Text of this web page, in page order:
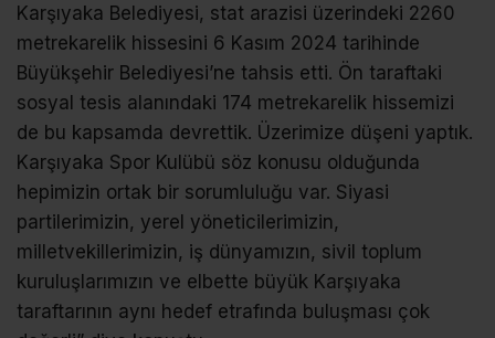
Karşıyaka Belediyesi, stat arazisi üzerindeki 2260
metrekarelik hissesini 6 Kasım 2024 tarihinde
Büyükşehir Belediyesi’ne tahsis etti. Ön taraftaki
sosyal tesis alanındaki 174 metrekarelik hissemizi
de bu kapsamda devrettik. Üzerimize düşeni yaptık.
Karşıyaka Spor Kulübü söz konusu olduğunda
hepimizin ortak bir sorumluluğu var. Siyasi
partilerimizin, yerel yöneticilerimizin,
milletvekillerimizin, iş dünyamızın, sivil toplum
kuruluşlarımızın ve elbette büyük Karşıyaka
taraftarının aynı hedef etrafında buluşması çok